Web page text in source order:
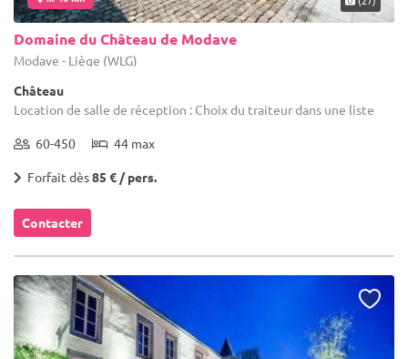
Domaine du Château de Modave
Modave - Liège (WLG)
Château
Location de salle de réception : Choix du traiteur dans une liste
60-450 44 max
Forfait dès85 € / pers.
Contacter